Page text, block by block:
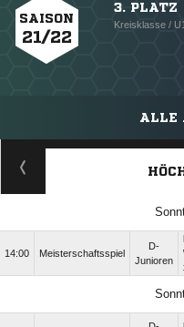
SAISON
21/22
3. PLATZ
Kreisklasse /
ALLE
14:00 Meisterschaftsspiel
D-
Junioren